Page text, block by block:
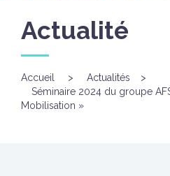
Actualité
Accueil > Actualités
>
Séminaire 2024 du groupe
Mobilisation »